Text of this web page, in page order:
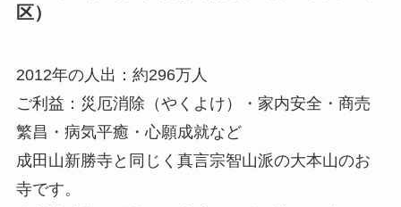
区）
2012年の人出：約296万人
ご利益： 災厄消除（やくよけ）
・家内安全・商売
繁昌・病気平癒・心願成就など
成田山新勝寺と同じく真言宗智山派の大本山のお
寺です。